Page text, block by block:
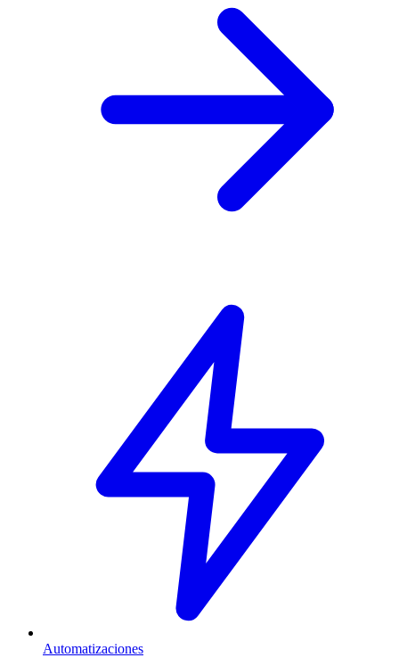
Automatizaciones